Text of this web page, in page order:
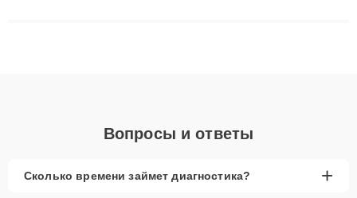
Вопросы и ответы
Сколько времени займет диагностика? +